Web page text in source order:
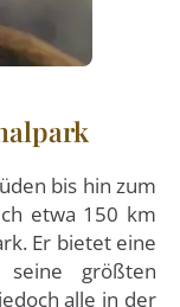
bis hin zum
etwa 150 km
Er bietet eine
seine größten
alle in der